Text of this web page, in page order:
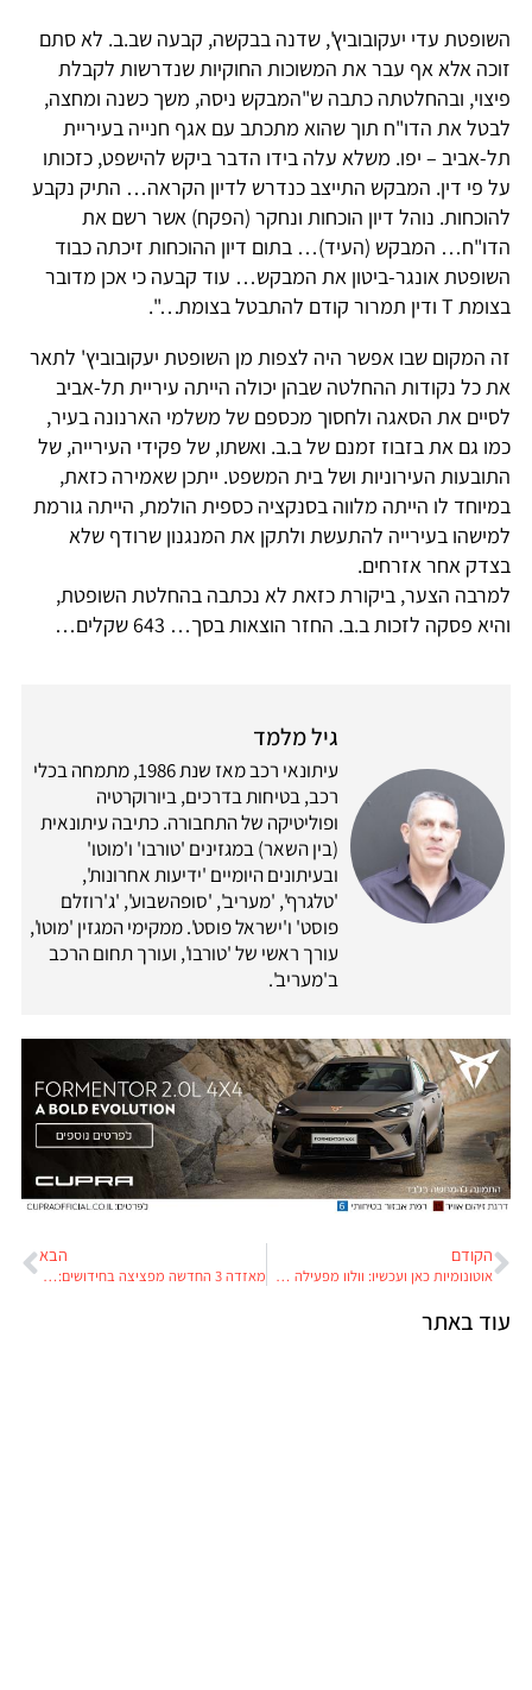
השופטת עדי יעקובוביץ', שדנה בבקשה, קבעה שב.ב. לא סתם
זוכה אלא אף עבר את המשוכות החוקיות שנדרשות לקבלת
פיצוי, ובהחלטתה כתבה ש"המבקש ניסה, משך כשנה ומחצה,
לבטל את הדו"ח תוך שהוא מתכתב עם אגף חנייה בעיריית
תל-אביב – יפו. משלא עלה בידו הדבר ביקש להישפט, כזכותו
על פי דין. המבקש התייצב כנדרש לדיון הקראה… התיק נקבע
להוכחות. נוהל דיון הוכחות ונחקר (הפקח) אשר רשם את
הדו"ח… המבקש (העיד)… בתום דיון ההוכחות זיכתה כבוד
השופטת אונגר-ביטון את המבקש… עוד קבעה כי אכן מדובר
בצומת T ודין תמרור קודם להתבטל בצומת…".
זה המקום שבו אפשר היה לצפות מן השופטת יעקובוביץ' לתאר
את כל נקודות ההחלטה שבהן יכולה הייתה עיריית תל-אביב
לסיים את הסאגה ולחסוך מכספם של משלמי הארנונה בעיר,
כמו גם את בזבוז זמנם של ב.ב. ואשתו, של פקידי העירייה, של
התובעות העירוניות ושל בית המשפט. ייתכן שאמירה כזאת,
במיוחד לו הייתה מלווה בסנקציה כספית הולמת, הייתה גורמת
למישהו בעירייה להתעשת ולתקן את המנגנון שרודף שלא
בצדק אחר אזרחים.
למרבה הצער, ביקורת כזאת לא נכתבה בהחלטת השופטת,
והיא פסקה לזכות ב.ב. החזר הוצאות בסך… 643 שקלים…
גיל מלמד
עיתונאי רכב מאז שנת 1986, מתמחה בכלי
רכב, בטיחות בדרכים, ביורוקרטיה
ופוליטיקה של התחבורה. כתיבה עיתונאית
(בין השאר) במגזינים 'טורבו' ו'מוטו'
ובעיתונים היומיים 'ידיעות אחרונות',
'טלגרף', 'מעריב', 'סופהשבוע', 'ג'רוזלם
פוסט' ו'ישראל פוסט'. ממקימי המגזין 'מוטו',
עורך ראשי של 'טורבו', ועורך תחום הרכב
ב'מעריב'.
הקודם
אוטונומיות כאן ועכשיו: וולוו מפעילה משאיות ללא נהג בנורבגיה
הבא
מאזדה 3 החדשה מפציצה בחידושים: מנוע בנדיז, הנעה כפולה ועיצוב ייחודי בחוץ ובפנים
עוד באתר